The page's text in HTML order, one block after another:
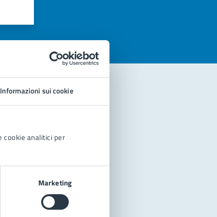
Informazioni sui cookie
cookie analitici per
Marketing